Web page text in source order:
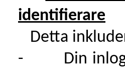
identifierare
Detta
-
Din